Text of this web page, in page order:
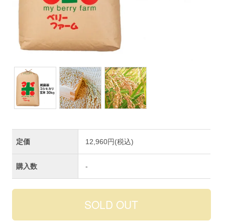
定価 12,960円(税込)
購入数 -